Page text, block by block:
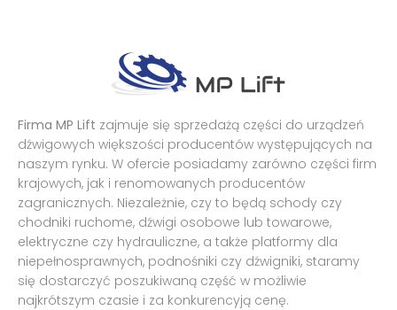
Firma MP Lift zajmuje się sprzedażą części do urządzeń
dźwigowych większości producentów występujących na
naszym rynku. W ofercie posiadamy zarówno części firm
krajowych, jak i renomowanych producentów
zagranicznych. Niezależnie, czy to będą schody czy
chodniki ruchome, dźwigi osobowe lub towarowe,
elektryczne czy hydrauliczne, a także platformy dla
niepełnosprawnych, podnośniki czy dźwigniki, staramy
się dostarczyć poszukiwaną część w możliwie
najkrótszym czasie i za konkurencyją cenę.